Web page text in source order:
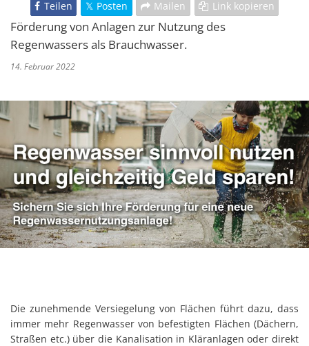
Teilen Posten Mailen Link kopieren
Förderung von Anlagen zur Nutzung des
Regenwassers als Brauchwasser.
14. Februar 2022
Die zunehmende Versiegelung von Flächen führt dazu, dass
immer mehr Regenwasser von befestigten Flächen (Dächern,
Straßen etc.) über die Kanalisation in Kläranlagen oder direkt